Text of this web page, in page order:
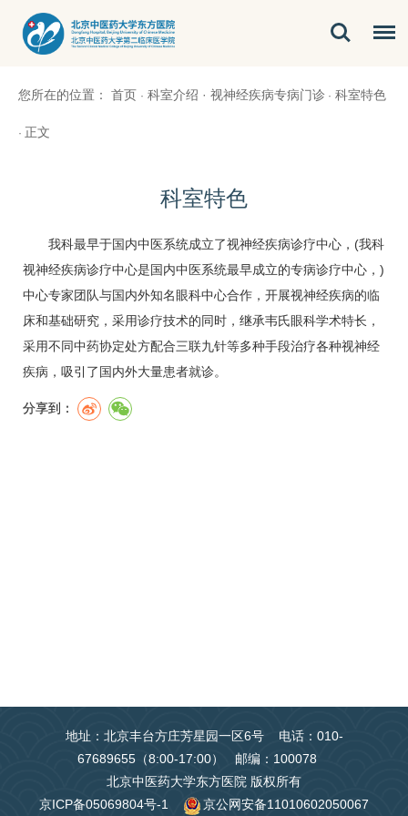
您所在的位置： 首页 · 科室介绍 · 视神经疾病专病门诊 · 科室特色
· 正文
科室特色
我科最早于国内中医系统成立了视神经疾病诊疗中心，(我科
视神经疾病诊疗中心是国内中医系统最早成立的专病诊疗中心，)
中心专家团队与国内外知名眼科中心合作，开展视神经疾病的临
床和基础研究，采用诊疗技术的同时，继承韦氏眼科学术特长，
采用不同中药协定处方配合三联九针等多种手段治疗各种视神经
疾病，吸引了国内外大量患者就诊。
分享到：
地址：北京丰台方庄芳星园一区6号 电话：010-
67689655（8:00-17:00） 邮编：100078
北京中医药大学东方医院 版权所有
京ICP备05069804号-1
京公网安备11010602050067